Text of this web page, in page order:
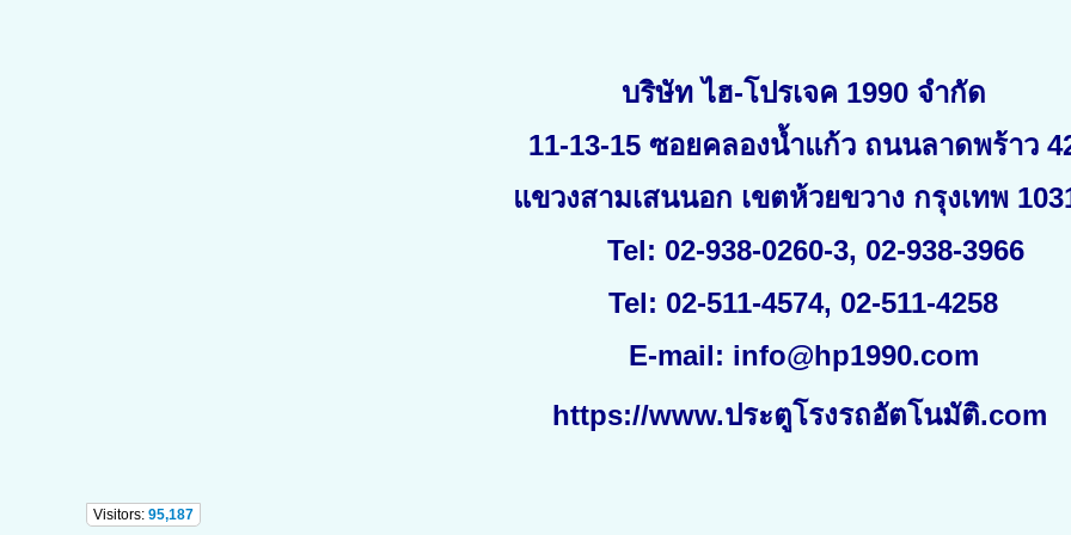
บริษัท ไฮ-โปรเจค 1990 จำกัด
11-13-15 ซอยคลองน้ำแก้ว ถนนลาดพร้าว
แขวงสามเสนนอก เขตห้วยขวาง กรุงเทพ
Tel: 02-938-0260-3, 02-938-3966
Tel: 02-511-4574, 02-511-4258
E-mail: info@hp1990.com
https://www.ประตูโรงรถอัตโนมัติ.com
Visitors: 95,187